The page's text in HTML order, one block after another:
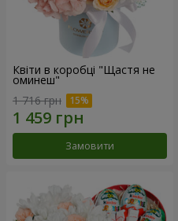
Квіти в коробці "Щастя не
оминеш"
1 716 грн
Замовити